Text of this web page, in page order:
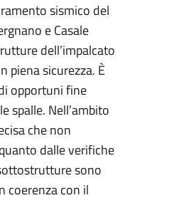
sismico del
e Casale
dell’impalcato
piena sicurezza. È
opportuni fine
spalle. Nell’ambito
che non
dalle verifiche
sono
coerenza con il